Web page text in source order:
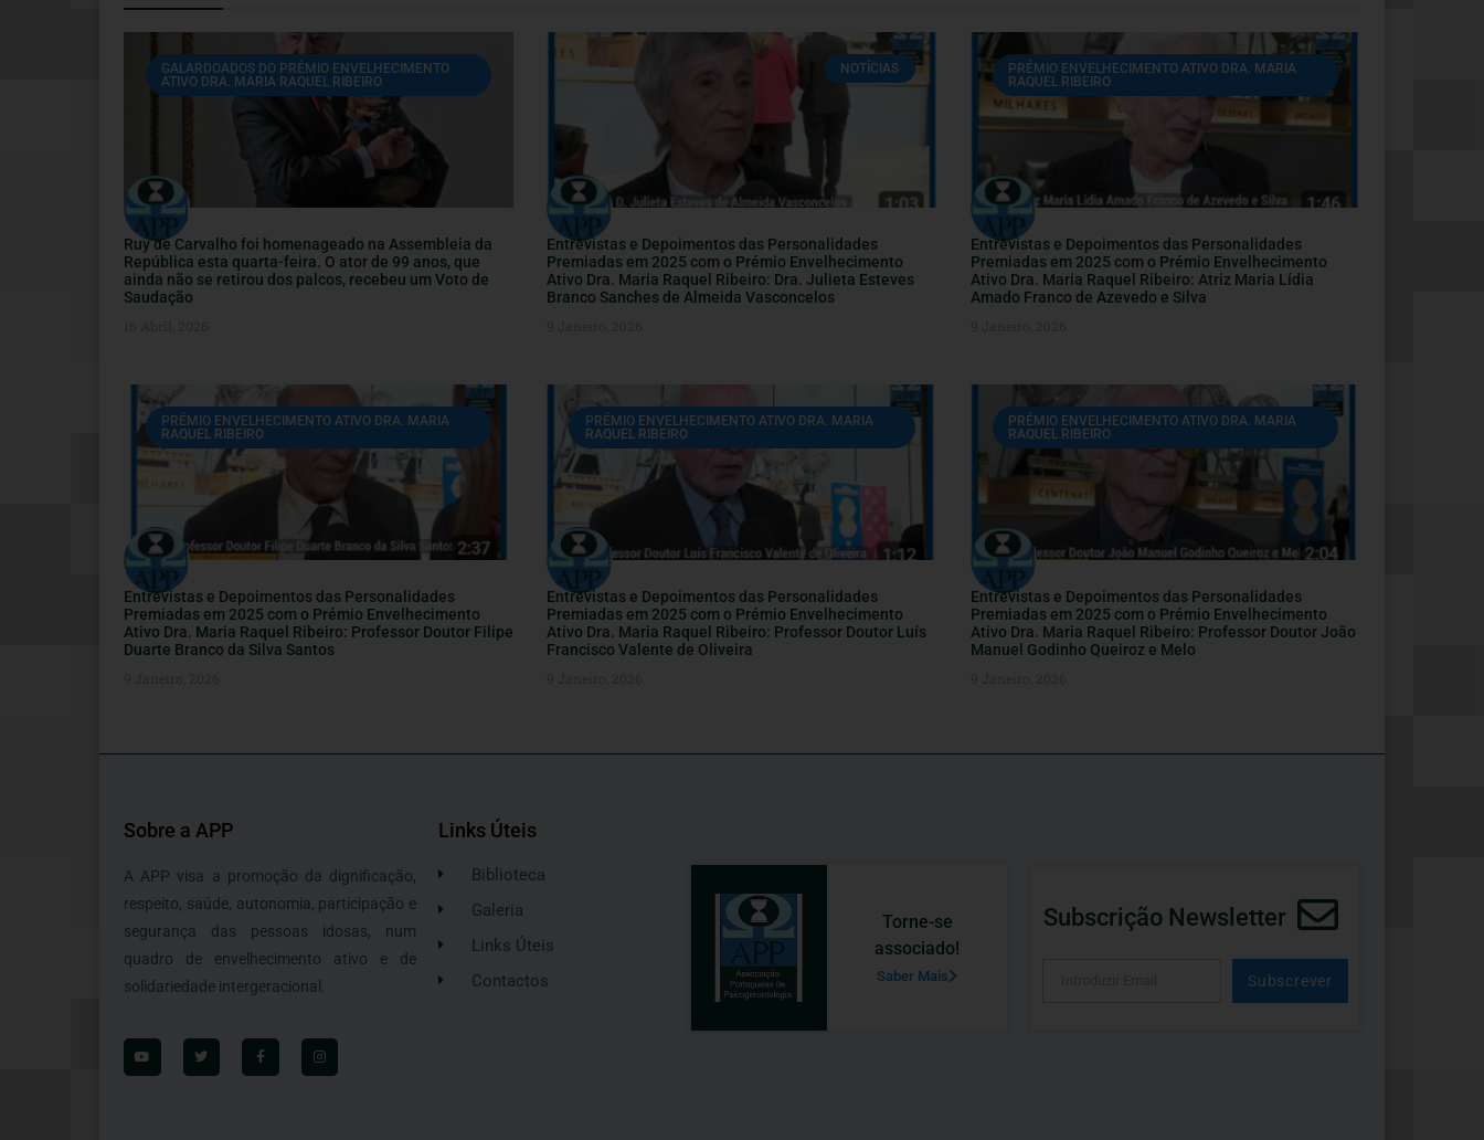
GALARDOADOS DO PRÉMIO ENVELHECIMENTO
ATIVO DRA. MARIA RAQUEL RIBEIRO
Ruy de Carvalho foi homenageado na Assembleia da
República esta quarta-feira. O ator de 99 anos, que
ainda não se retirou dos palcos, recebeu um Voto de
Saudação
NOTÍCIAS
Entrevistas e Depoimentos das Personalidades
Premiadas em 2025 com o Prémio Envelhecimento
Ativo Dra. Maria Raquel Ribeiro: Dra. Julieta Esteves
Branco Sanches de Almeida Vasconcelos
PRÉMIO ENVELHECIMENTO ATIVO DRA. MARIA
RAQUEL RIBEIRO
Entrevistas e Depoimentos das Personalidades
Premiadas em 2025 com o Prémio Envelhecimento
Ativo Dra. Maria Raquel Ribeiro: Atriz Maria Lídia
Amado Franco de Azevedo e Silva
PRÉMIO ENVELHECIMENTO ATIVO DRA. MARIA
RAQUEL RIBEIRO
Entrevistas e Depoimentos das Personalidades
Premiadas em 2025 com o Prémio Envelhecimento
Ativo Dra. Maria Raquel Ribeiro: Professor Doutor Filipe
Duarte Branco da Silva Santos
PRÉMIO ENVELHECIMENTO ATIVO DRA. MARIA
RAQUEL RIBEIRO
Entrevistas e Depoimentos das Personalidades
Premiadas em 2025 com o Prémio Envelhecimento
Ativo Dra. Maria Raquel Ribeiro: Professor Doutor Luís
Francisco Valente de Oliveira
PRÉMIO ENVELHECIMENTO ATIVO DRA. MARIA
RAQUEL RIBEIRO
Entrevistas e Depoimentos das Personalidades
Premiadas em 2025 com o Prémio Envelhecimento
Ativo Dra. Maria Raquel Ribeiro: Professor Doutor João
Manuel Godinho Queiroz e Melo
Sobre a APP
A APP visa a promoção da dignificação,
respeito, saúde, autonomia, participação e
segurança das pessoas idosas, num
quadro de envelhecimento ativo e de
solidariedade intergeracional.
Links Úteis
Biblioteca
Galeria
Links Úteis
Contactos
Torne-se
associado!
Saber Mais
Subscrição Newsletter
Subscrever